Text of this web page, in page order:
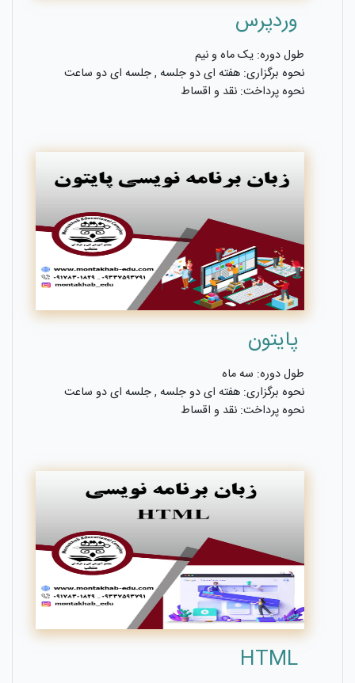
وردپرس
طول دوره: یک ماه و نیم
نحوه برگزاری: هفته ای دو جلسه , جلسه ای دو ساعت
نحوه پرداخت: نقد و اقساط
پایتون
طول دوره: سه ماه
نحوه برگزاری: هفته ای دو جلسه , جلسه ای دو ساعت
نحوه پرداخت: نقد و اقساط
HTML